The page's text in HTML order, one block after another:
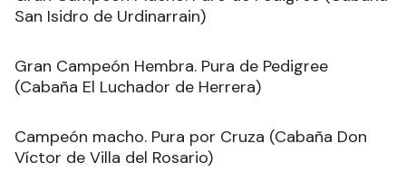
San Isidro de Urdinarrain)
Gran Campeón Hembra. Pura de Pedigree
(Cabaña El Luchador de Herrera)
Campeón macho. Pura por Cruza (Cabaña Don
Víctor de Villa del Rosario)